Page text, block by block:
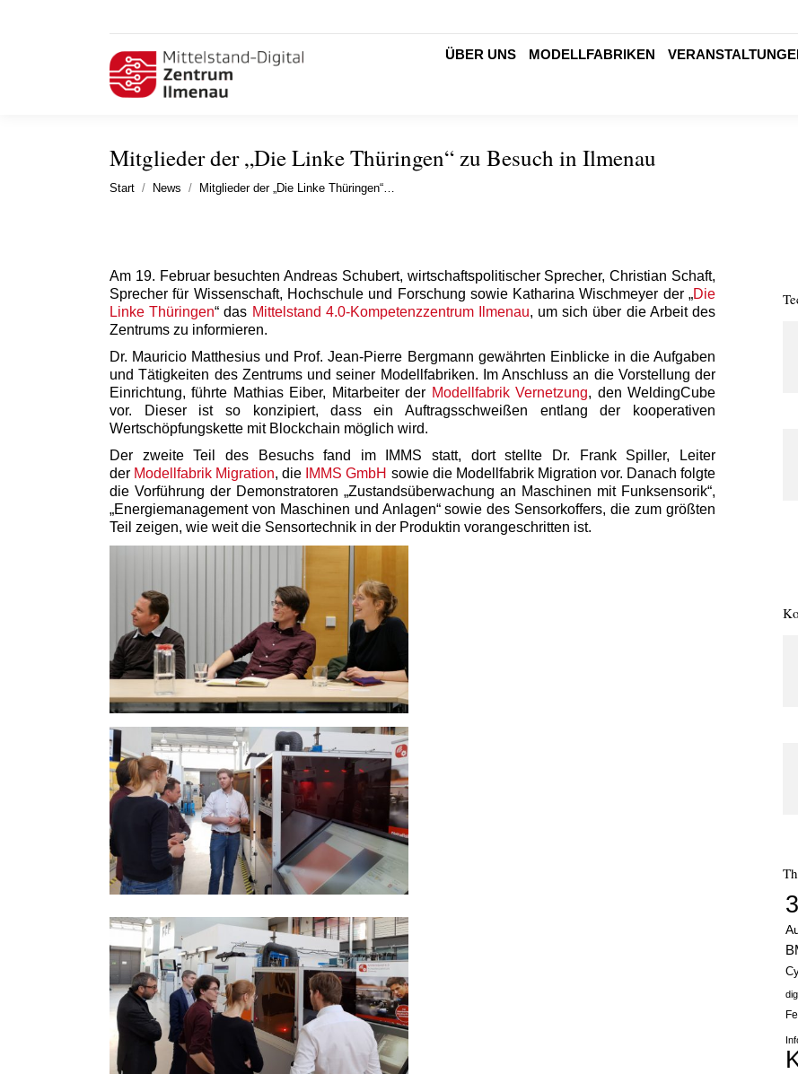
ÜBER UNS MODELLFABRIKEN
Mitglieder der „Die Linke Thüringen“ zu Besuch in Ilmenau
Sie befinden sich hier:
Start News Mitglieder der „Die Linke Thüringen“…
Am 19. Februar besuchten Andreas Schubert, wirtschaftspolitischer Sprecher, Christian Schaft,
Sprecher für Wissenschaft, Hochschule und Forschung sowie Katharina Wischmeyer der „Die
Linke Thüringen“ das Mittelstand 4.0-Kompetenzzentrum Ilmenau, um sich über die Arbeit des
Zentrums zu informieren.
Dr. Mauricio Matthesius und Prof. Jean-Pierre Bergmann gewährten Einblicke in die Aufgaben
und Tätigkeiten des Zentrums und seiner Modellfabriken. Im Anschluss an die Vorstellung der
Einrichtung, führte Mathias Eiber, Mitarbeiter der Modellfabrik Vernetzung, den WeldingCube
vor. Dieser ist so konzipiert, dass ein Auftragsschweißen entlang der kooperativen
Wertschöpfungskette mit Blockchain möglich wird.
Der zweite Teil des Besuchs fand im IMMS statt, dort stellte Dr. Frank Spiller, Leiter
der Modellfabrik Migration, die IMMS GmbH sowie die Modellfabrik Migration vor. Danach folgte
die Vorführung der Demonstratoren „Zustandsüberwachung an Maschinen mit Funksensorik“,
„Energiemanagement von Maschinen und Anlagen“ sowie des Sensorkoffers, die zum größten
Teil zeigen, wie weit die Sensortechnik in der Produktin vorangeschritten ist.